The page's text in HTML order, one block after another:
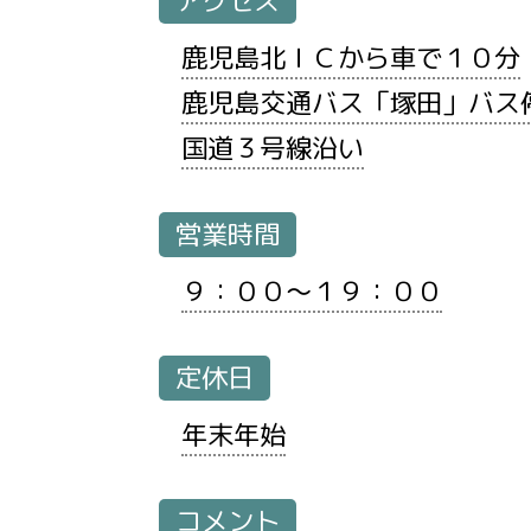
鹿児島北ＩＣから車で１０分
鹿児島交通バス「塚田」バス
国道３号線沿い
営業時間
９：００～１９：００
定休日
年末年始
コメント